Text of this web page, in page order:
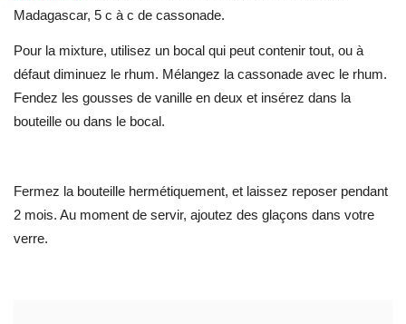
Madagascar, 5 c à c de cassonade.
Pour la mixture, utilisez un bocal qui peut contenir tout, ou à
défaut diminuez le rhum. Mélangez la cassonade avec le rhum.
Fendez les gousses de vanille en deux et insérez dans la
bouteille ou dans le bocal.
Fermez la bouteille hermétiquement, et laissez reposer pendant
2 mois. Au moment de servir, ajoutez des glaçons dans votre
verre.